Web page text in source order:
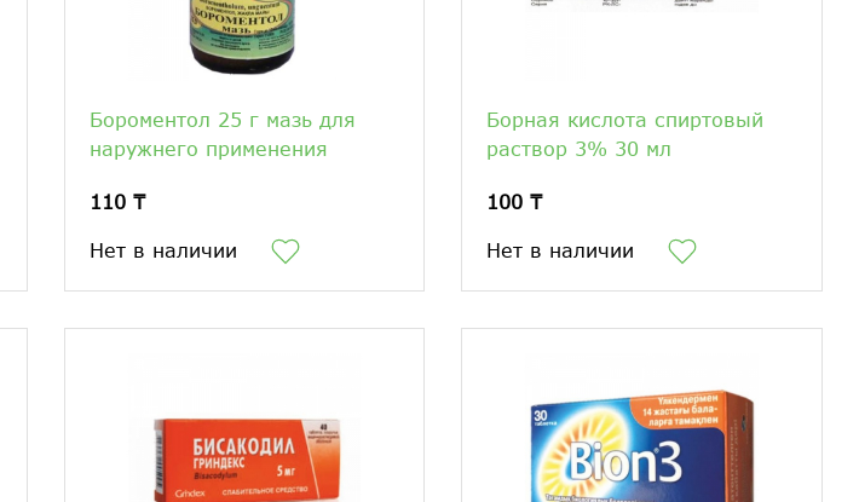
Бороментол 25 г мазь для
наружнего применения
110 ₸
Нет в наличии
Борная кислота спиртовый
раствор 3% 30 мл
100 ₸
Нет в наличии